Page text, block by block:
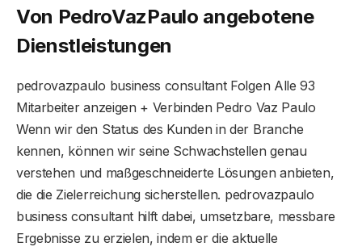
Von PedroVazPaulo angebotene
Dienstleistungen
pedrovazpaulo business consultant Folgen Alle 93
Mitarbeiter anzeigen + Verbinden Pedro Vaz Paulo
Wenn wir den Status des Kunden in der Branche
kennen, können wir seine Schwachstellen genau
verstehen und maßgeschneiderte Lösungen anbieten,
die die Zielerreichung sicherstellen. pedrovazpaulo
business consultant hilft dabei, umsetzbare, messbare
Ergebnisse zu erzielen, indem er die aktuelle